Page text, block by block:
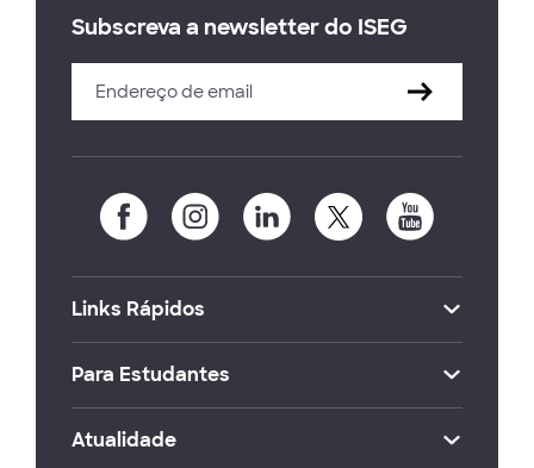
Subscreva a newsletter do ISEG
Links Rápidos
Para Estudantes
Atualidade